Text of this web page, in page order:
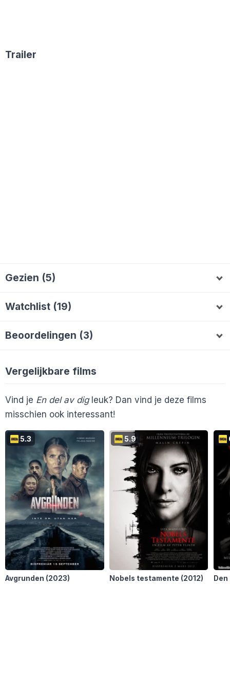
Trailer
Gezien (5)
K Kimberly
Watchlist (19)
ArtSeries
G Gerry1976
En 9 anderen...
Beoordelingen (3)
Vergelijkbare films
Vind je En del av digleuk? Dan vind je deze films
misschien ook interessant!
5.3
Avgrunden (2023)
5.9
Nobels testamente (2012)